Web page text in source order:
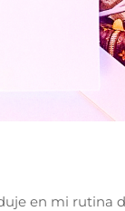
en mi rutina